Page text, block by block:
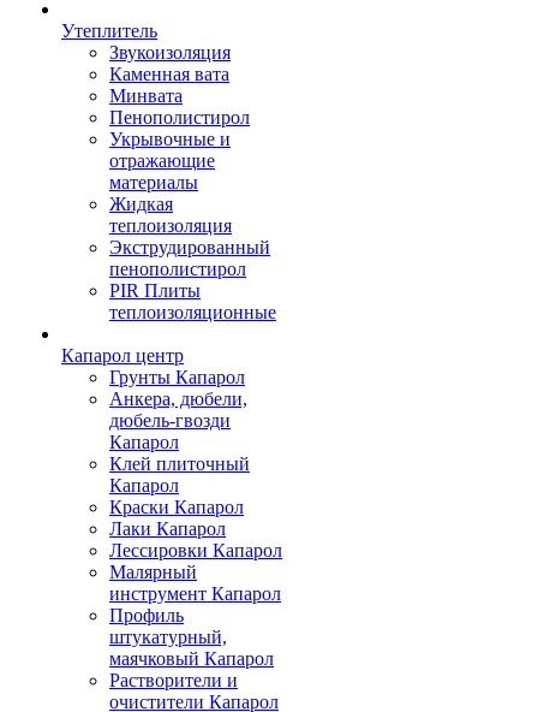
Утеплитель
Звукоизоляция
Каменная вата
Минвата
Пенополистирол
Укрывочные и
отражающие
материалы
Жидкая
теплоизоляция
Экструдированный
пенополистирол
PIR Плиты
теплоизоляционные
Капарол центр
Грунты Капарол
Анкера, дюбели,
дюбель-гвозди
Капарол
Клей плиточный
Капарол
Краски Капарол
Лаки Капарол
Лессировки Капарол
Малярный
инструмент Капарол
Профиль
штукатурный,
маячковый Капарол
Растворители и
очистители Капарол